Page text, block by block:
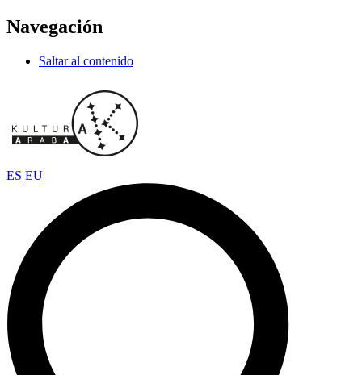
Navegación
Saltar al contenido
ES EU